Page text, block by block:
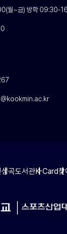
성곡도서관K-Card찾
월~금) 방학 09:30-